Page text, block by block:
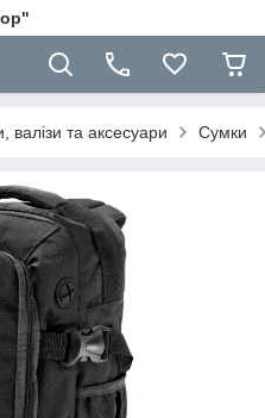
валізи та аксесуари Сумки